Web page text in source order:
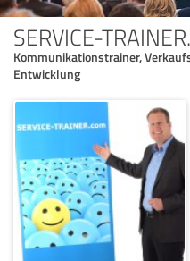
SERVICE-
Kommunikationstrainer,
Entwicklung